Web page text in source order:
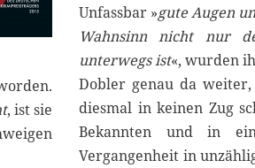
, ist sie
Unfassbar »gute Augen
Wahnsinn nicht nur
unterwegs ist«, wurden
Dobler genau da
diesmal in keinen Zug
Bekannten und in
Vergangenheit in